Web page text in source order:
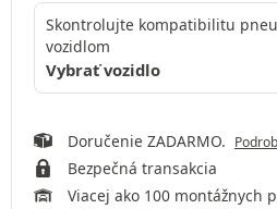
Skontrolujte kompatibilitu
vozidlom
Vybrať vozidlo
Doručenie ZADARMO.
Bezpečná transakcia
Viacej ako 100 montážnych